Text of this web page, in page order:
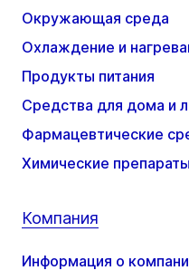
Окружающая среда
Охлаждение и
Продукты питания
Средства для дома и
Фармацевтические
Химические препараты
Компания
Информация о